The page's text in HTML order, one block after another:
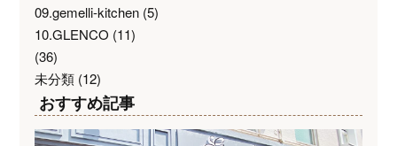
09.gemelli-kitchen(5)
10.GLENCO (11)
(36)
未分類(12)
おすすめ記事